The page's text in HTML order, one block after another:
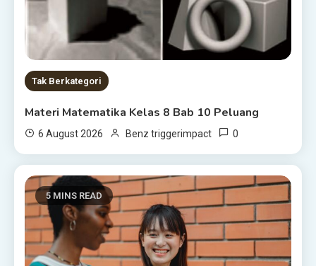
Tak Berkategori
Materi Matematika Kelas 8 Bab 10 Peluang
6 August 2026 Benz triggerimpact 0
5 MINS READ